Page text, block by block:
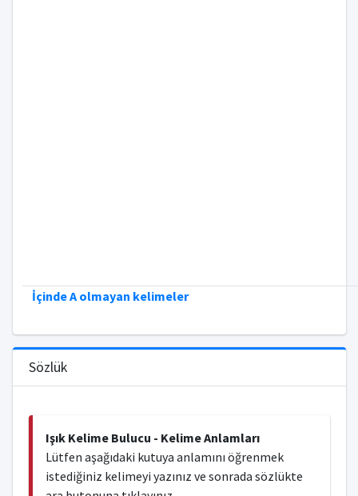
İçinde A olmayan kelimeler
Sözlük
Işık Kelime Bulucu - Kelime Anlamları
Lütfen aşağıdaki kutuya anlamını öğrenmek
istediğiniz kelimeyi yazınız ve sonrada sözlükte